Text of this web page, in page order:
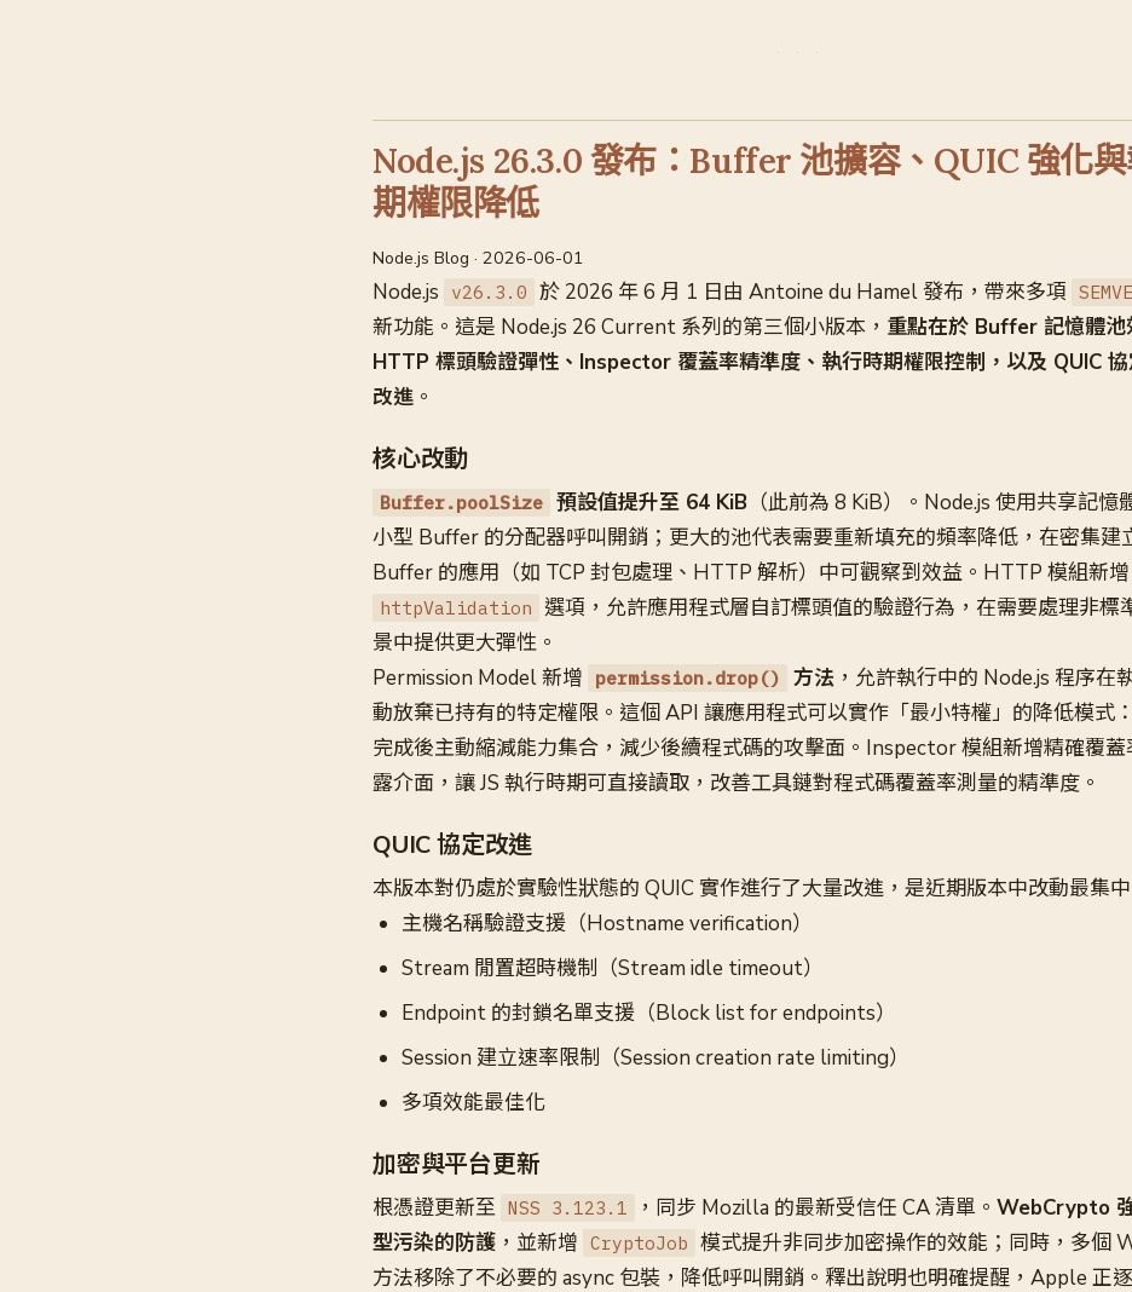
Node.js 26.3.0 發布：Buffer 池擴容、QUIC 強化
期權限降低
Node.js Blog · 2026-06-01
Node.js v26.3.0 於 2026 年 6 月 1 日由 Antoine du Hamel 發布，帶來多項
新功能。這是 Node.js 26 Current 系列的第三個小版本， 重點在於 Buffer 記憶體池
HTTP 標頭驗證彈性、Inspector 覆蓋率精準度、執行時期權限控制，以及 QUIC
改進 。
核心改動
Buffer.poolSize 預設值提升至 64 KiB （此前為 8 KiB）。Node.js 使用共享記憶
小型 Buffer 的分配器呼叫開銷；更大的池代表需要重新填充的頻率降低，在密集建
Buffer 的應用（如 TCP 封包處理、HTTP 解析）中可觀察到效益。HTTP 模組新增
httpValidation 選項，允許應用程式層自訂標頭值的驗證行為，在需要處理非標
景中提供更大彈性。
Permission Model 新增
permission.drop() 方法 ，允許執行中的 Node.js 程序在
動放棄已持有的特定權限。這個 API 讓應用程式可以實作「最小特權」的降低模式
完成後主動縮減能力集合，減少後續程式碼的攻擊面。Inspector 模組新增精確覆
露介面，讓 JS 執行時期可直接讀取，改善工具鏈對程式碼覆蓋率測量的精準度。
QUIC 協定改進
本版本對仍處於實驗性狀態的 QUIC 實作進行了大量改進，是近期版本中改動最集中
主機名稱驗證支援（Hostname verification）
Stream 閒置超時機制（Stream idle timeout）
Endpoint 的封鎖名單支援（Block list for endpoints）
Session 建立速率限制（Session creation rate limiting）
多項效能最佳化
加密與平台更新
根憑證更新至 NSS 3.123.1 ，同步 Mozilla 的最新受信任 CA 清單。 WebCrypto
型污染的防護 ，並新增 CryptoJob 模式提升非同步加密操作的效能；同時，多個
方法移除了不必要的 async 包裝，降低呼叫開銷。釋出說明也明確提醒，Apple 正